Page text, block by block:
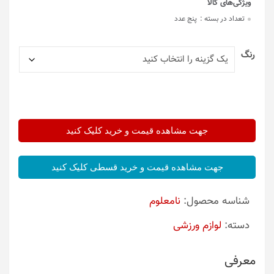
تعداد در بسته : پنج عدد
رنگ
جهت مشاهده قیمت و خرید کلیک کنید
جهت مشاهده قیمت و خرید قسطی کلیک کنید
شناسه محصول: نامعلوم
دسته: لوازم ورزشی
معرفی